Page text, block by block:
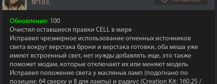
№103,
Обновление: 100
Очистил оставшиеся правки CELL в мире
Исправил чрезмерное использование огненных источников
света вокруг верстака брони и верстака готовки, оба меша уже
имеют встроенный свет, нет нужды добавлять еще, это также
поможет модам, которые отключают их или меняют модель
Исправил положение света у масляных ламп (подогнано по
позиции; 64 сверху и 8 для лампы) и радиус (Creation Kit: 160.25 /